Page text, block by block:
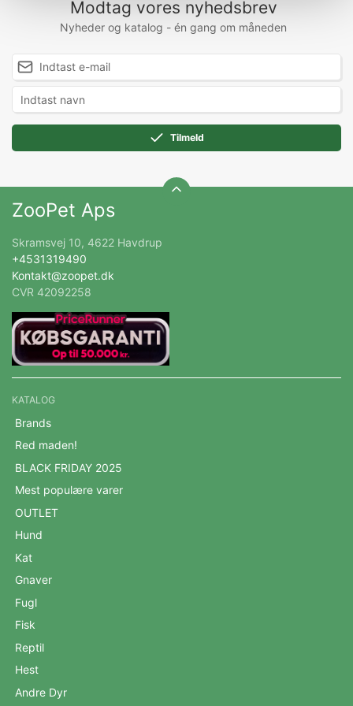
Modtag vores nyhedsbrev
Nyheder og katalog - én gang om måneden
Tilmeld
ZooPet Aps
Skramsvej 10, 4622 Havdrup
+4531319490
Kontakt@zoopet.dk
CVR 42092258
KATALOG
Brands
Red maden!
BLACK FRIDAY 2025
Mest populære varer
OUTLET
Hund
Kat
Gnaver
Fugl
Fisk
Reptil
Hest
Andre Dyr